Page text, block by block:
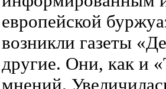
европейской
возникли газеты
другие. Они, как и
мнений.